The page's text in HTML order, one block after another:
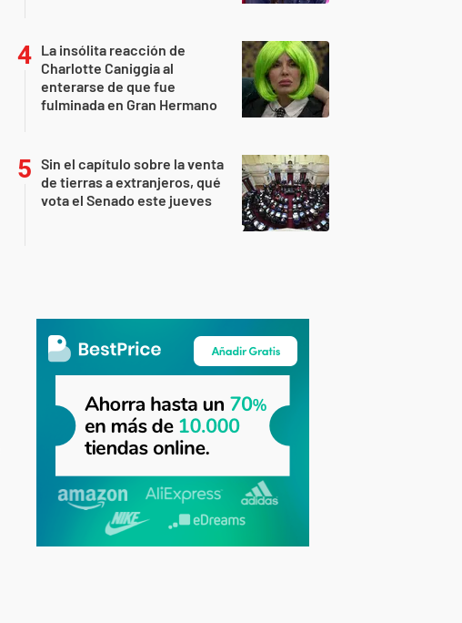
La insólita reacción de
Charlotte Caniggia al
enterarse de que fue
fulminada en Gran Hermano
Sin el capítulo sobre la venta
de tierras a extranjeros, qué
vota el Senado este jueves